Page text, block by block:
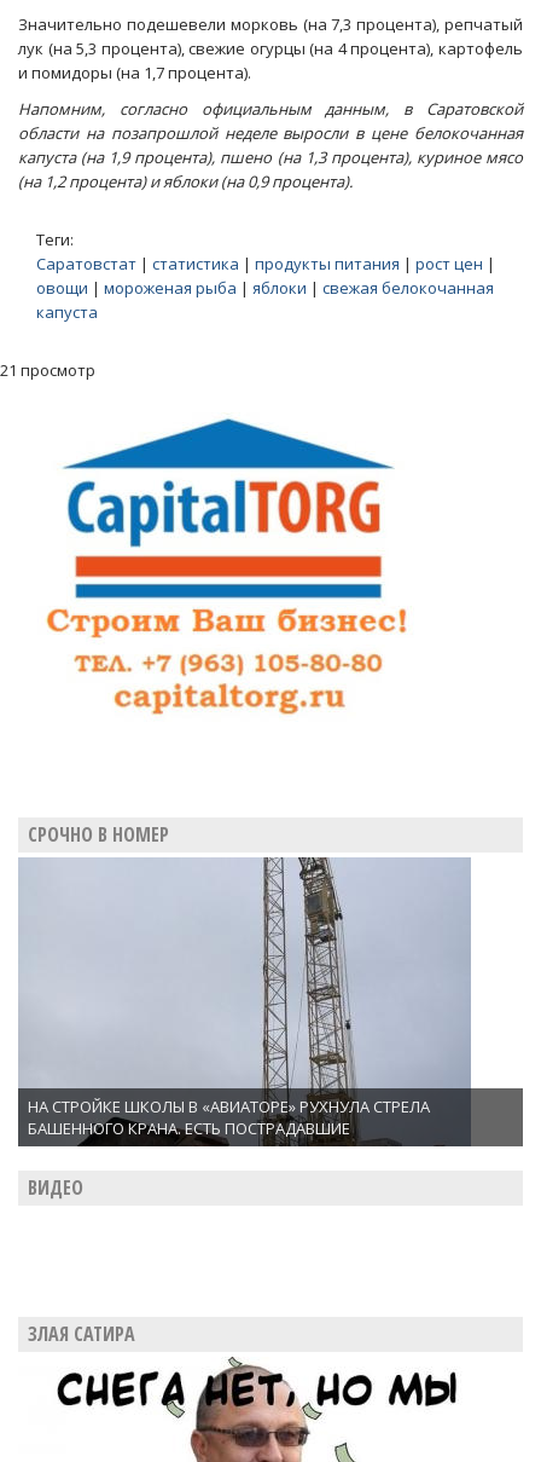
Значительно подешевели морковь (на 7,3 процента), репчатый
лук (на 5,3 процента), свежие огурцы (на 4 процента), картофель
и помидоры (на 1,7 процента).
Напомним, согласно официальным данным, в Саратовской
области на позапрошлой неделе выросли в цене белокочанная
капуста (на 1,9 процента), пшено (на 1,3 процента), куриное мясо
(на 1,2 процента) и яблоки (на 0,9 процента).
Теги:
Саратовстат | статистика | продукты питания | рост цен |
овощи | мороженая рыба | яблоки | свежая белокочанная
капуста
21 просмотр
СРОЧНО В НОМЕР
НА СТРОЙКЕ ШКОЛЫ В «АВИАТОРЕ» РУХНУЛА СТРЕЛА
БАШЕННОГО КРАНА. ЕСТЬ ПОСТРАДАВШИЕ
ВИДЕО
ЗЛАЯ САТИРА